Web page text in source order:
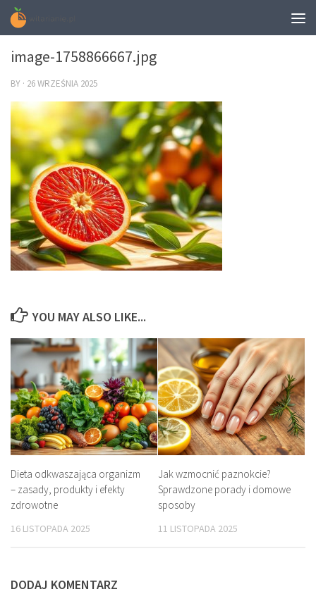
0
image-1758866667.jpg
BY · 26 WRZEŚNIA 2025
YOU MAY ALSO LIKE...
Dieta odkwaszająca organizm
– zasady, produkty i efekty
zdrowotne
16 LISTOPADA 2025
Jak wzmocnić paznokcie?
Sprawdzone porady i domowe
sposoby
11 LISTOPADA 2025
DODAJ KOMENTARZ